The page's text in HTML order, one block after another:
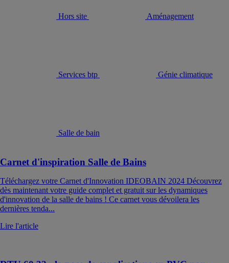
Hors site Aménagement
Services btp Génie climatique
Salle de bain
Carnet d'inspiration Salle de Bains
Téléchargez votre Carnet d'Innovation IDEOBAIN 2024 Découvrez
dès maintenant votre guide complet et gratuit sur les dynamiques
d'innovation de la salle de bains ! Ce carnet vous dévoilera les
dernières tenda...
Lire l'article